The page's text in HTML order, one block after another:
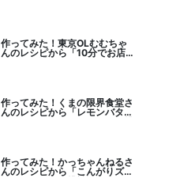
作ってみた！東京OLむむちゃ
んのレシピから「10分でお店
作ってみた！くまの限界食堂さ
んのレシピから「レモンバター
作ってみた！かっちゃんねるさ
んのレシピから「こんがりズッ